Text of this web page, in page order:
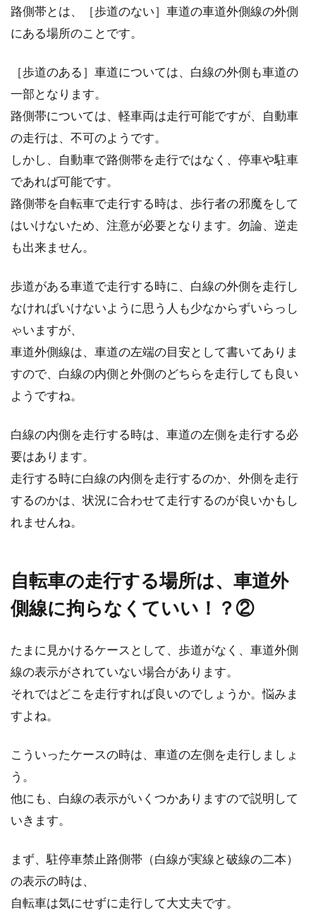
路側帯とは、［歩道のない］車道の車道外側線の外側
にある場所のことです。
［歩道のある］車道については、白線の外側も車道の
一部となります。
路側帯については、軽車両は走行可能ですが、自動車
の走行は、不可のようです。
しかし、自動車で路側帯を走行ではなく、停車や駐車
であれば可能です。
路側帯を自転車で走行する時は、歩行者の邪魔をして
はいけないため、注意が必要となります。勿論、逆走
も出来ません。
歩道がある車道で走行する時に、白線の外側を走行し
なければいけないように思う人も少なからずいらっし
ゃいますが、
車道外側線は、車道の左端の目安として書いてありま
すので、白線の内側と外側のどちらを走行しても良い
ようですね。
白線の内側を走行する時は、車道の左側を走行する必
要はあります。
走行する時に白線の内側を走行するのか、外側を走行
するのかは、状況に合わせて走行するのが良いかもし
れませんね。
自転車の走行する場所は、車道外
側線に拘らなくていい！？②
たまに見かけるケースとして、歩道がなく、車道外側
線の表示がされていない場合があります。
それではどこを走行すれば良いのでしょうか。悩みま
すよね。
こういったケースの時は、車道の左側を走行しましょ
う。
他にも、白線の表示がいくつかありますので説明して
いきます。
まず、駐停車禁止路側帯（白線が実線と破線の二本）
の表示の時は、
自転車は気にせずに走行して大丈夫です。